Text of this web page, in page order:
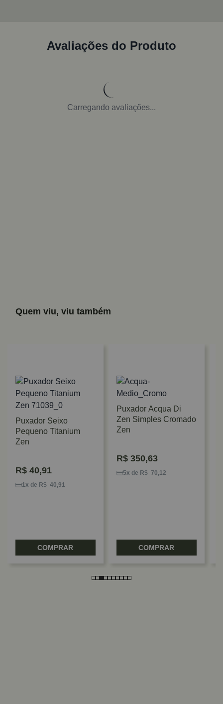
Avaliações do Produto
Carregando avaliações...
Quem viu, viu também
Puxador Seixo
Pequeno Titanium
Zen
R$ 40,91
1x de R$ 40,91
COMPRAR
Puxador Acqua Di
Zen Simples Cromado
Zen
R$ 350,63
5x de R$ 70,12
COMPRAR